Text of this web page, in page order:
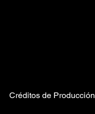
Créditos de Producción